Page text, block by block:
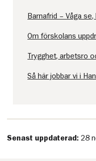
Barnafrid – Våga
Om förskolans
Trygghet, arbetsro
Så här jobbar vi i
Senast uppdaterad: 28